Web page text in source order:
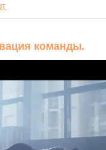
команды.